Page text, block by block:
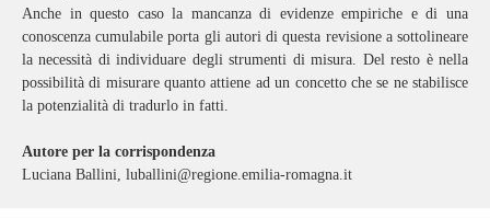
Anche in questo caso la mancanza di evidenze empiriche e di una
conoscenza cumulabile porta gli autori di questa revisione a sottolineare
la necessità di individuare degli strumenti di misura. Del resto è nella
possibilità di misurare quanto attiene ad un concetto che se ne stabilisce
la potenzialità di tradurlo in fatti.
Autore per la corrispondenza
Luciana Ballini, luballini@regione.emilia-romagna.it